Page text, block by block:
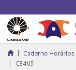
Caderno Horários
CE405